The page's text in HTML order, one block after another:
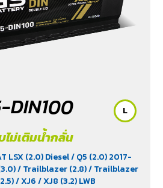
DIN100
ไม่เติมน้ำกลั่น
LSX (2.0) Diesel/ Q5 (2.0) 2017-
/ Trailblazer (2.8)/ Trailblazer
/ XJ6/ XJ8 (3.2) LWB
L